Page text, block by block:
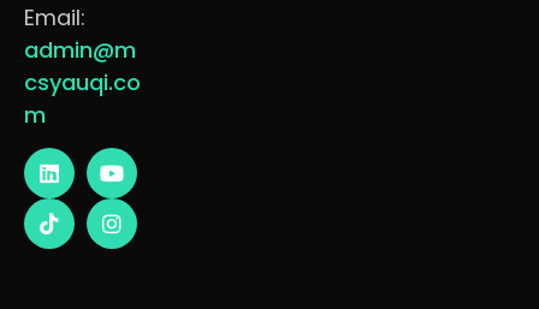
Email:
admin@m
csyauqi.co
m